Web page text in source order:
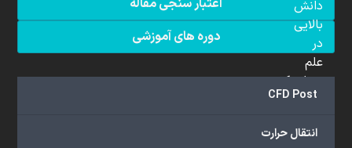
اعتبار سنجی مقاله
دوره های آموزشی
CFD Post
انتقال حرارت
دانش
بالایی
در
علم
دینامیک
سیالات
(CFD)